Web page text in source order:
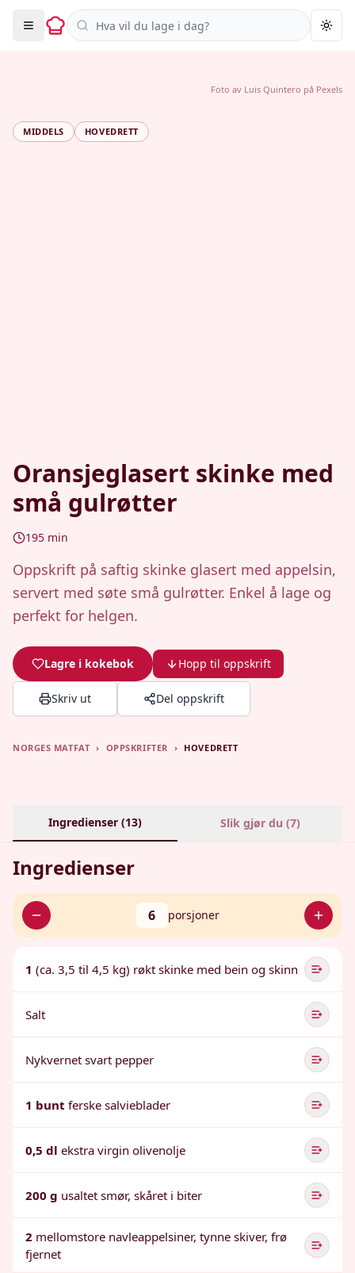
Søk i oppskrifter
MIDDELS HOVEDRETT
Oransjeglasert skinke med
små gulrøtter
195 min
Oppskrift på saftig skinke glasert med appelsin,
servert med søte små gulrøtter. Enkel å lage og
perfekt for helgen.
Lagre i kokebok Hopp til oppskrift
Skriv ut Del oppskrift
Foto av Luis Quintero på Pexels
NORGES MATFAT › OPPSKRIFTER › HOVEDRETT
Ingredienser (13) Slik gjør du (7)
Ingredienser
6 porsjoner
1 (ca. 3,5 til 4,5 kg) røkt skinke med bein og skinn
Salt
Nykvernet svart pepper
1 bunt ferske salvieblader
0,5 dl ekstra virgin olivenolje
200 g usaltet smør, skåret i biter
2 mellomstore navleappelsiner, tynne skiver, frø
fjernet